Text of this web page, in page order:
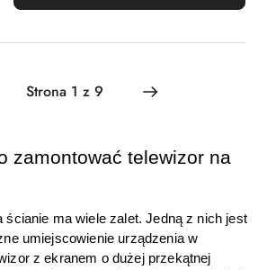
zamontować telewizor na
ścianie ma wiele zalet. Jedną z nich jest
umiejscowienie urządzenia w
z ekranem o dużej przekątnej